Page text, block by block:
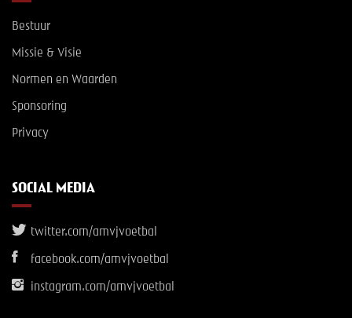
Bestuur
Missie & Visie
Normen en Waarden
Sponsoring
Privacy
SOCIAL MEDIA
twitter.com/amvjvoetbal
facebook.com/amvjvoetbal
instagram.com/amvjvoetbal